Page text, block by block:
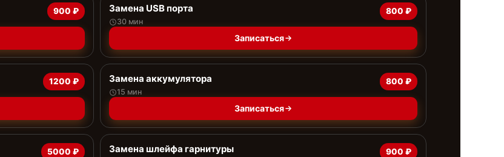
900 ₽ Замена USB порта
30 мин
800 ₽
Записаться
1200 ₽ Замена аккумулятора
15 мин
800 ₽
Записаться
5000 ₽ Замена шлейфа гарнитуры 900 ₽